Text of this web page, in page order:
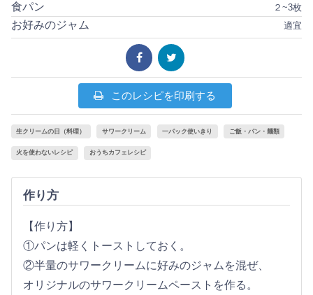
２~3枚
食パン
適宜
お好みのジャム
このレシピを印刷する
生クリームの日（料理） サワークリーム 一パック使いきり ご飯・パン・麺類
火を使わないレシピ おうちカフェレシピ
作り方
【作り方】
①パンは軽くトーストしておく。
②半量のサワークリームに好みのジャムを混ぜ、
オリジナルのサワークリームペーストを作る。